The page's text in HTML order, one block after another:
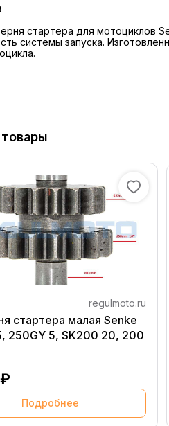
стартера для мотоциклов
системы запуска.
regulmoto.ru
стартера малая Senke
5, SK200 20, 200
Подробнее